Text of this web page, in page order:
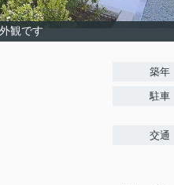
外観です
築年
駐車
交通